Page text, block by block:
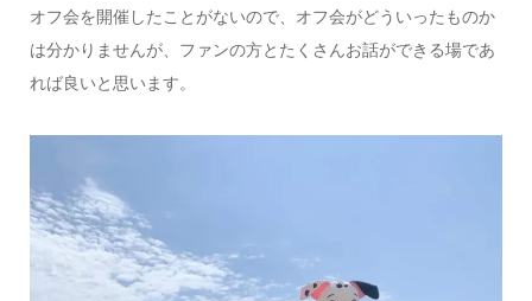
オフ会を開催したことがないので、オフ会がどういったものか
は分かりませんが、ファンの方とたくさんお話ができる場であ
れば良いと思います。